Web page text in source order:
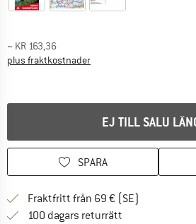
~ KR 163,36
plus fraktkostnaderInformation om
EJ TILL SALU
SPARA
Fraktfritt från 69 € (SE)
100 dagars returrätt